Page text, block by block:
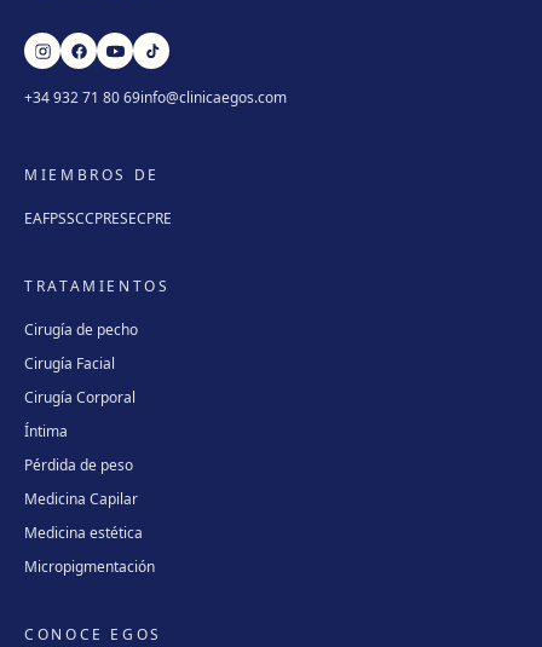
+34 932 71 80 69info@clinicaegos.com
MIEMBROS DE
EAFPSSCCPRESECPRE
TRATAMIENTOS
Cirugía de pecho
Cirugía Facial
Cirugía Corporal
Íntima
Pérdida de peso
Medicina Capilar
Medicina estética
Micropigmentación
CONOCE EGOS